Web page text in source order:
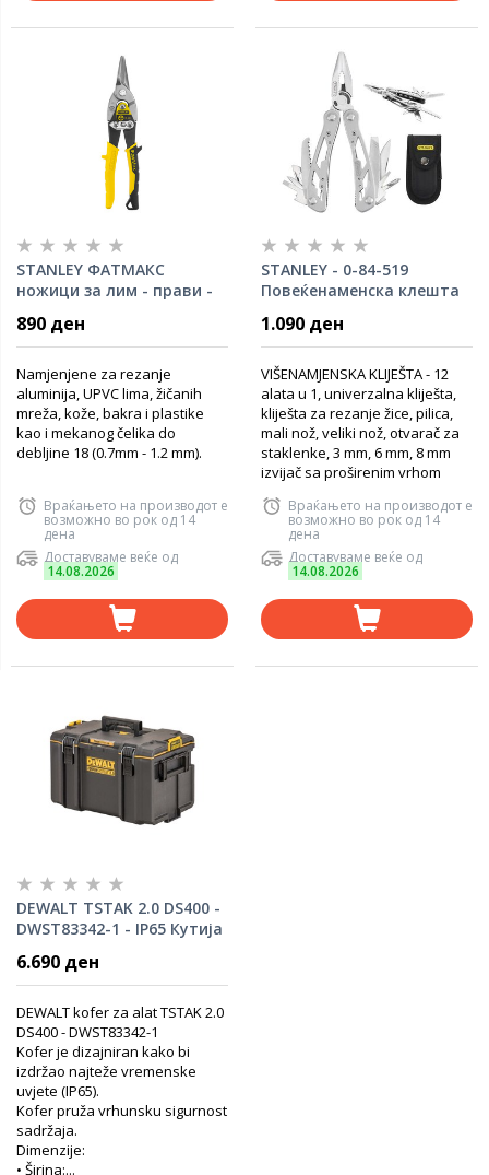
STANLEY ФАТМАКС
ножици за лим - прави -
890 ден
Namjenjene za rezanje
aluminija, UPVC lima, žičanih
mreža, kože, bakra i plastike
kao i mekanog čelika do
debljine 18 (0.7mm - 1.2 mm).
Враќањето на производот е
возможно во рок од 14
дена
Доставуваме веќе од
14.08.2026
STANLEY - 0-84-519
Повеќенаменска клешта
1.090 ден
VIŠENAMJENSKA KLIJEŠTA - 12
alata u 1, univerzalna kliješta,
kliješta za rezanje žice, pilica,
mali nož, veliki nož, otvarač za
staklenke, 3 mm, 6 mm, 8 mm
izvijač sa proširenim vrhom
Враќањето на производот е
возможно во рок од 14
дена
Доставуваме веќе од
14.08.2026
DEWALT TSTAK 2.0 DS400 -
DWST83342-1 - IP65 Кутија
6.690 ден
DEWALT kofer za alat TSTAK 2.0
DS400 - DWST83342-1
Kofer je dizajniran kako bi
izdržao najteže vremenske
uvjete (IP65).
Kofer pruža vrhunsku sigurnost
sadržaja.
Dimenzije:
• Širina:...